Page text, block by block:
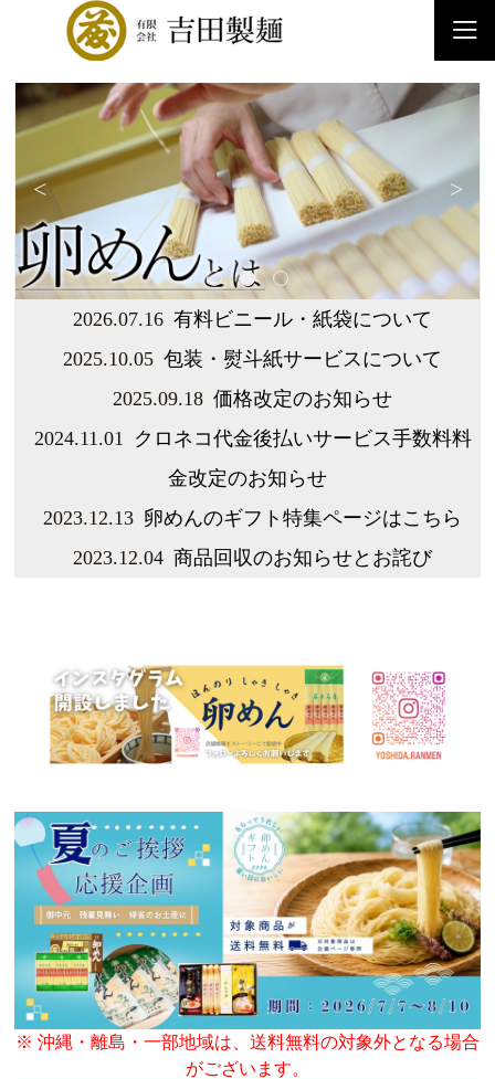
>
<
2026.07.16 有料ビニール・紙袋について
2025.10.05 包装・熨斗紙サービスについて
2025.09.18 価格改定のお知らせ
2024.11.01 クロネコ代金後払いサービス手数料料
金改定のお知らせ
2023.12.13 卵めんのギフト特集ページはこちら
2023.12.04 商品回収のお知らせとお詫び
※ 沖縄・離島・一部地域は、送料無料の対象外となる場合
がございます。